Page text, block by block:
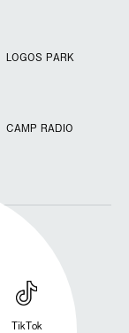
LOGOS PARK
CAMP RADIO
TikTok